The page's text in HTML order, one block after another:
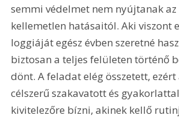
semmi védelmet nem nyújtanak
kellemetlen hatásaitól. Aki viszont
loggiáját egész évben szeretné
biztosan a teljes felületen történő
dönt. A feladat elég összetett,
célszerű szakavatott és
kivitelezőre bízni, akinek kellő